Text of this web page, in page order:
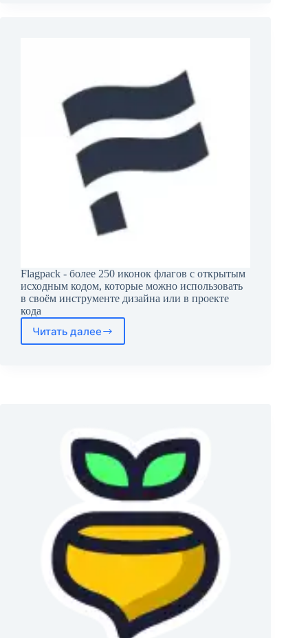
Flagpack - более 250 иконок флагов с открытым
исходным кодом, которые можно использовать
в своём инструменте дизайна или в проекте
кода
Читать далее
Flagpack